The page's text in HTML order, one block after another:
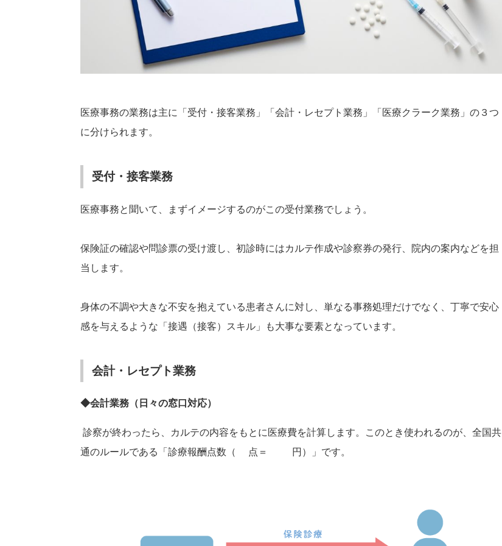
医療事務の業務は主に「受付・接客業務」「会計・レセプト業務」「医療クラーク業務」の３つ
に分けられます。
受付・接客業務
医療事務と聞いて、まずイメージするのがこの受付業務でしょう。
保険証の確認や問診票の受け渡し、初診時にはカルテ作成や診察券の発行、院内の案内などを担
当します。
身体の不調や大きな不安を抱えている患者さんに対し、単なる事務処理だけでなく、丁寧で安心
感を与えるような「接遇（接客）スキル」も大事な要素となっています。
会計・レセプト業務
◆会計業務（日々の窓口対応）
診察が終わったら、カルテの内容をもとに医療費を計算します。このとき使われるのが、全国共
通のルールである「診療報酬点数（1点＝10円）」です。